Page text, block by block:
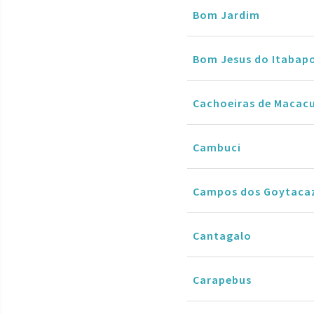
Bom Jardim
Bom Jesus do
Cachoeiras de Macacu
Cambuci
Campos dos
Cantagalo
Carapebus